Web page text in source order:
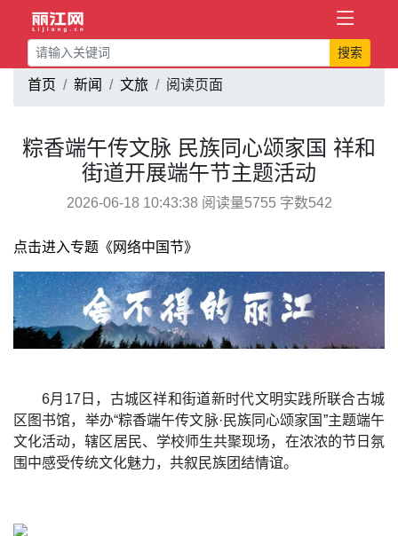
搜索
首页 新闻 文旅 阅读页面
粽香端午传文脉 民族同心颂家国 祥和
街道开展端午节主题活动
2026-06-18 10:43:38 阅读量5755 字数542
点击进入专题《网络中国节》
6月17日，古城区祥和街道新时代文明实践所联合古城
区图书馆，举办“粽香端午传文脉·民族同心颂家国”主题端午
文化活动，辖区居民、学校师生共聚现场，在浓浓的节日氛
围中感受传统文化魅力，共叙民族团结情谊。